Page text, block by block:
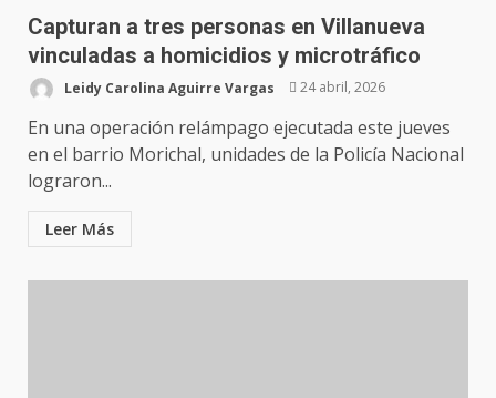
Capturan a tres personas en Villanueva
vinculadas a homicidios y microtráfico
Leidy Carolina Aguirre Vargas 24 abril, 2026
En una operación relámpago ejecutada este jueves
en el barrio Morichal, unidades de la Policía Nacional
lograron...
Leer Más